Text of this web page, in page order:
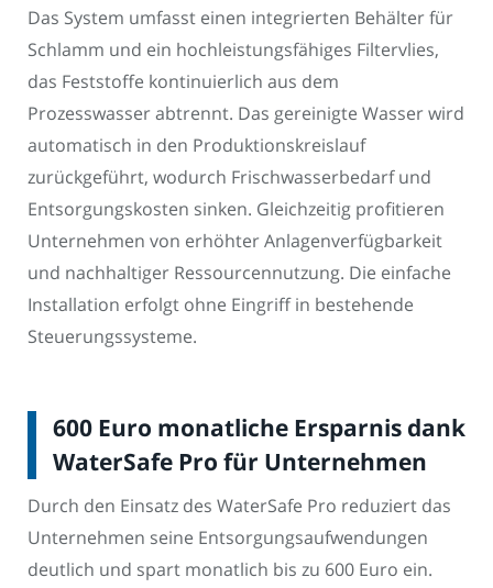
Das System umfasst einen integrierten Behälter für
Schlamm und ein hochleistungsfähiges Filtervlies,
das Feststoffe kontinuierlich aus dem
Prozesswasser abtrennt. Das gereinigte Wasser wird
automatisch in den Produktionskreislauf
zurückgeführt, wodurch Frischwasserbedarf und
Entsorgungskosten sinken. Gleichzeitig profitieren
Unternehmen von erhöhter Anlagenverfügbarkeit
und nachhaltiger Ressourcennutzung. Die einfache
Installation erfolgt ohne Eingriff in bestehende
Steuerungssysteme.
600 Euro monatliche Ersparnis dank
WaterSafe Pro für Unternehmen
Durch den Einsatz des WaterSafe Pro reduziert das
Unternehmen seine Entsorgungsaufwendungen
deutlich und spart monatlich bis zu 600 Euro ein.